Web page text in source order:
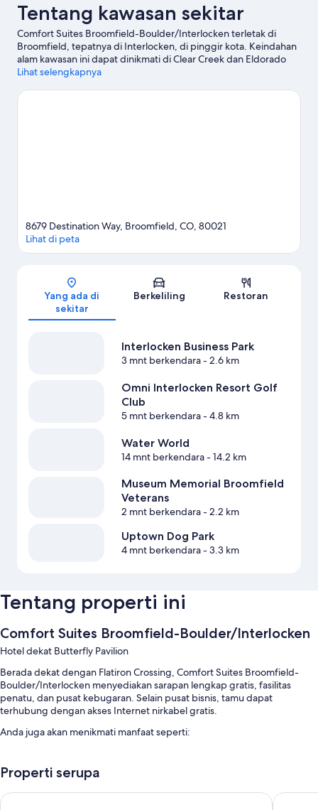
Tentang kawasan sekitar
Comfort Suites Broomfield-Boulder/Interlocken terletak di
Broomfield, tepatnya di Interlocken, di pinggir kota. Keindahan
alam kawasan ini dapat dinikmati di Clear Creek dan Eldorado
Canyon State Park, sementara Butterfly Pavilion serta Water
kegiatan atau permainan selagi mengunjungi kota ini? Coba
Lihat selengkapnya
Peta
8679 Destination Way, Broomfield, CO, 80021
Lihat di peta
Yang ada di
sekitar
Berkeliling Restoran
Interlocken Business Park
3 mnt berkendara- 2.6 km
Omni Interlocken Resort Golf
Club
5 mnt berkendara- 4.8 km
Water World
14 mnt berkendara- 14.2 km
Museum Memorial Broomfield
Veterans
2 mnt berkendara- 2.2 km
Uptown Dog Park
4 mnt berkendara- 3.3 km
Tentang properti ini
Comfort Suites Broomfield-Boulder/Interlocken
Hotel dekat Butterfly Pavilion
Berada dekat dengan Flatiron Crossing, Comfort Suites Broomfield-
Boulder/Interlocken menyediakan sarapan lengkap gratis, fasilitas
penatu, dan pusat kebugaran. Selain pusat bisnis, tamu dapat
terhubung dengan akses Internet nirkabel gratis.
Anda juga akan menikmati manfaat seperti:
Parkir mandiri gratis gratis
Lift, pusat komputer, dan resepsionis 24 jam
Properti serupa
WoodSpring Suites Broomfield-Westminster Aloft by